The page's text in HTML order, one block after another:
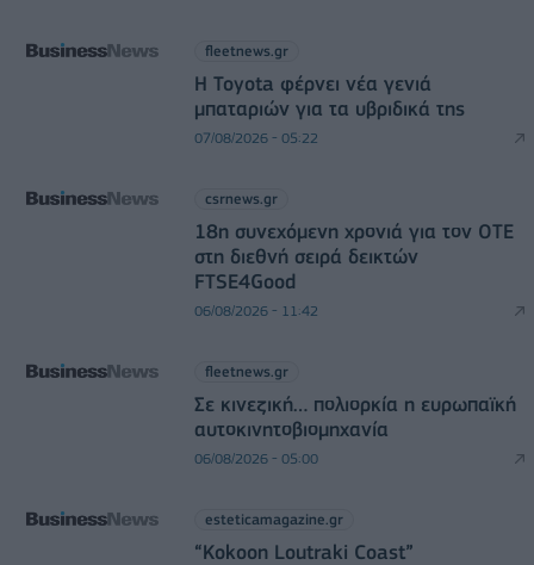
fleetnews.gr
Η Toyota φέρνει νέα γενιά
μπαταριών για τα υβριδικά της
07/08/2026 - 05:22
csrnews.gr
18η συνεχόμενη χρονιά για τον ΟΤΕ
στη διεθνή σειρά δεικτών
FTSE4Good
06/08/2026 - 11:42
fleetnews.gr
Σε κινεζική… πολιορκία η ευρωπαϊκή
αυτοκινητοβιομηχανία
06/08/2026 - 05:00
esteticamagazine.gr
“Kokoon Loutraki Coast”